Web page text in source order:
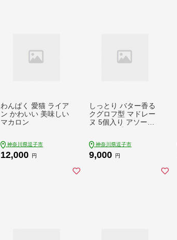
わんぱく 愛猫 ライア
ン かわいい 美味しい
マカロン
神奈川県逗子市
12,000 円
しっとり バター香る
クグロフ型 マドレー
ヌ 5個入り アソート
レゼント 手土産 おや
つ 常温便 神奈川県 逗
神奈川県逗子市
9,000 円